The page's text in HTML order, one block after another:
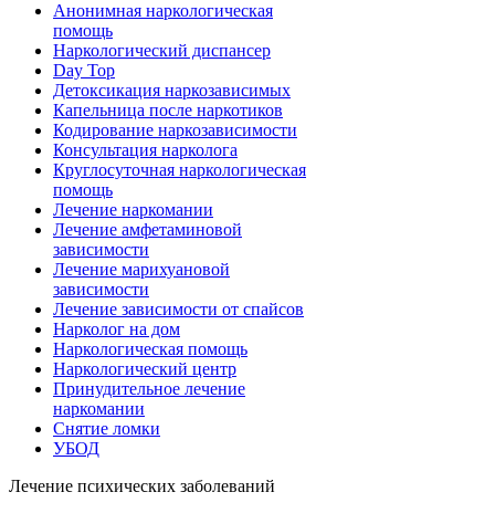
Анонимная наркологическая
помощь
Наркологический диспансер
Day Top
Детоксикация наркозависимых
Капельница после наркотиков
Кодирование наркозависимости
Консультация нарколога
Круглосуточная наркологическая
помощь
Лечение наркомании
Лечение амфетаминовой
зависимости
Лечение марихуановой
зависимости
Лечение зависимости от спайсов
Нарколог на дом
Наркологическая помощь
Наркологический центр
Принудительное лечение
наркомании
Снятие ломки
УБОД
Лечение психических заболеваний